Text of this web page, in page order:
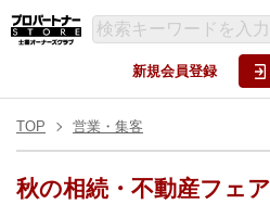
新規会員登録
TOP 営業・集客
秋の相続・不動産フェ